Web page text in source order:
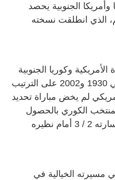
الجنوبية يحصد
الذي انطلقت نسخته
وكوريا الجنوبية
للدور قبل النهائي في نسختي 1930 و2002 على الترتيب
لم يخض مباراة تحديد
الكوري بالحصول
على المركز الرابع، عقب خسارته 2 / 3 أمام نظيره
مسيرته الخيالية في